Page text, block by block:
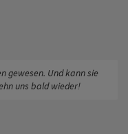
gewesen. Und kann sie
uns bald wieder!